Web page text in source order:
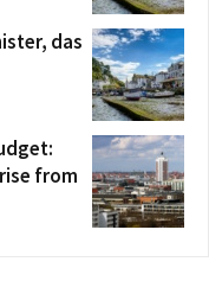
das
from